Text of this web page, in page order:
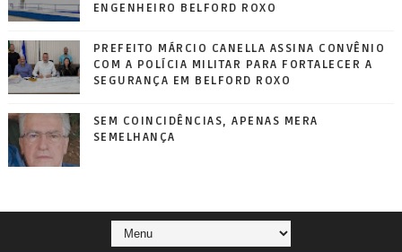
ENGENHEIRO BELFORD ROXO
PREFEITO MÁRCIO CANELLA ASSINA CONVÊNIO
COM A POLÍCIA MILITAR PARA FORTALECER A
SEGURANÇA EM BELFORD ROXO
SEM COINCIDÊNCIAS, APENAS MERA
SEMELHANÇA